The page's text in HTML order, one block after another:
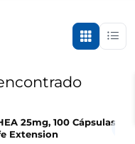
25mg, 100 Cápsulas ,
Extension